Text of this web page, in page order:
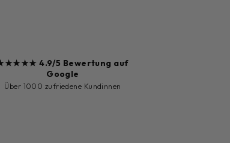
4.9/5 Bewertung auf
Google
Über 1000 zufriedene Kundinnen